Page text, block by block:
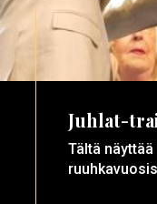
Juhlat-
Tältä